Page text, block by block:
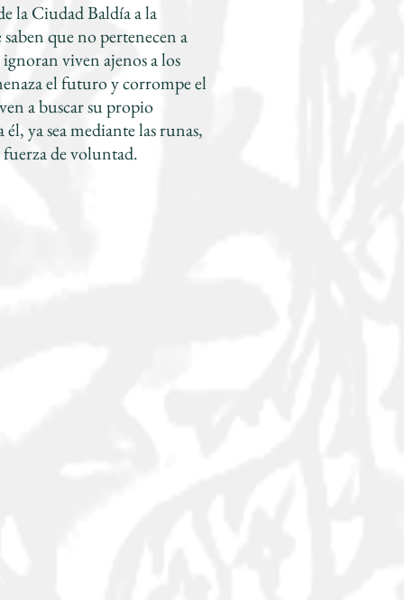
la Ciudad Baldía a la
que no pertenecen a
viven ajenos a los
el futuro y corrompe el
a buscar su propio
ya sea mediante las runas,
fuerza de voluntad.